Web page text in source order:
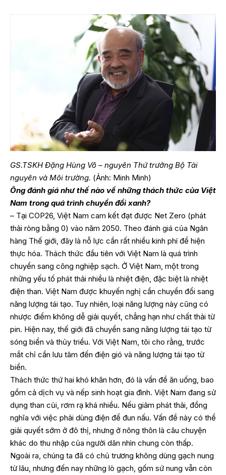
GS.TSKH Đặng Hùng Võ – nguyên Thứ trưởng Bộ Tài
nguyên và Môi trường. (Ảnh: Minh Minh)
Ông đánh giá như thế nào về những thách thức của Việt
Nam trong quá trình chuyển đổi xanh?
– Tại COP26, Việt Nam cam kết đạt được Net Zero (phát
thải ròng bằng 0) vào năm 2050. Theo đánh giá của Ngân
hàng Thế giới, đây là nỗ lực cần rất nhiều kinh phí để hiện
thực hóa. Thách thức đầu tiên với Việt Nam là quá trình
chuyển sang công nghiệp sạch. Ở Việt Nam, một trong
những yếu tố phát thải nhiều là nhiệt điện, đặc biệt là nhiệt
điện than. Việt Nam được khuyến nghị cần chuyển đổi sang
năng lượng tái tạo. Tuy nhiên, loại năng lượng này cũng có
nhược điểm không dễ giải quyết, chẳng hạn như chất thải từ
pin. Hiện nay, thế giới đã chuyển sang năng lượng tái tạo từ
sóng biển và thủy triều. Với Việt Nam, tôi cho rằng, trước
mắt chỉ cần lưu tâm đến điện gió và năng lượng tái tạo từ
biển.
Thách thức thứ hai khó khăn hơn, đó là vấn đề ăn uống, bao
gồm cả dịch vụ và nếp sinh hoạt gia đình. Việt Nam đang sử
dụng than củi, rơm rạ khá nhiều. Nếu giảm phát thải, đồng
nghĩa với việc phải dùng điện để đun nấu. Vấn đề này có thể
giải quyết sớm ở đô thị, nhưng ở nông thôn là câu chuyện
khác do thu nhập của người dân nhìn chung còn thấp.
Ngoài ra, chúng ta đã có chủ trương không dùng gạch nung
từ lâu, nhưng đến nay những lò gạch, gốm sứ nung vẫn còn